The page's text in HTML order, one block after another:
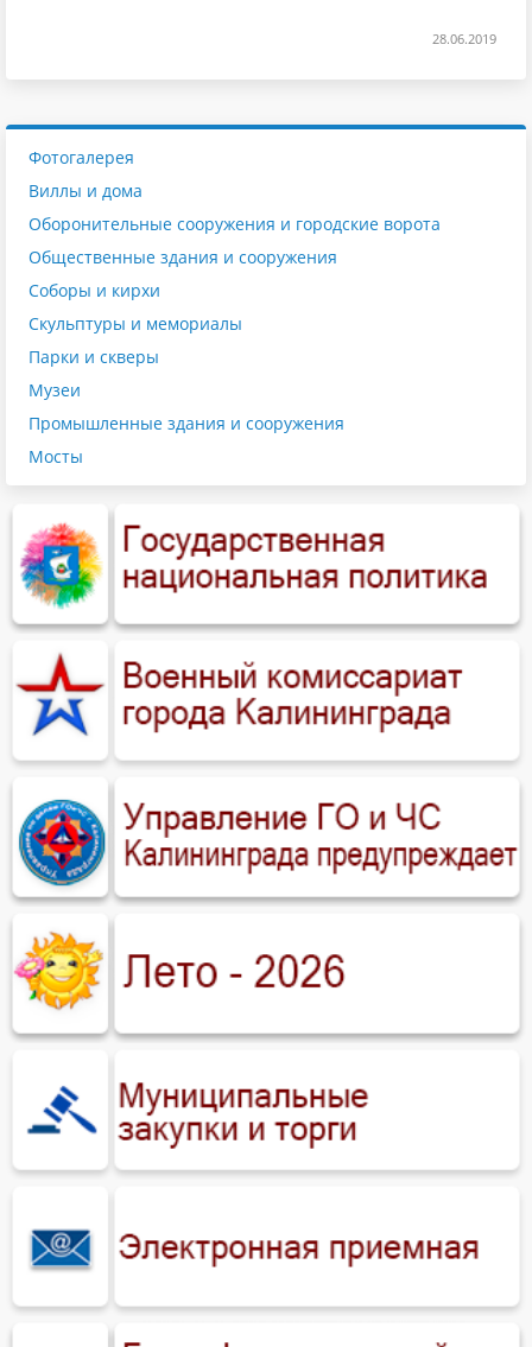
28.06.2019
Фотогалерея
Виллы и дома
Оборонительные сооружения и городские ворота
Общественные здания и сооружения
Соборы и кирхи
Скульптуры и мемориалы
Парки и скверы
Музеи
Промышленные здания и сооружения
Мосты